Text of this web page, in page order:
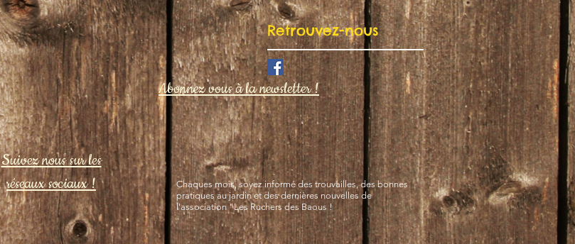
Retrouvez-nous
Abonnez vous à la newsletter !
Suivez nous sur les
réseaux sociaux !
Chaques mois, soyez informé des trouvailles, des bonnes
pratiques au jardin et des dernières nouvelles de
l'association "Les Ruchers des Baous !